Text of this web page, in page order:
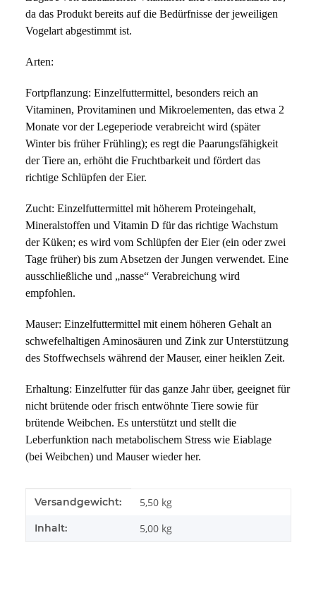
da das Produkt bereits auf die Bedürfnisse der jeweiligen
Vogelart abgestimmt ist.
Arten:
Fortpflanzung: Einzelfuttermittel, besonders reich an
Vitaminen, Provitaminen und Mikroelementen, das etwa 2
Monate vor der Legeperiode verabreicht wird (später
Winter bis früher Frühling); es regt die Paarungsfähigkeit
der Tiere an, erhöht die Fruchtbarkeit und fördert das
richtige Schlüpfen der Eier.
Zucht: Einzelfuttermittel mit höherem Proteingehalt,
Mineralstoffen und Vitamin D für das richtige Wachstum
der Küken; es wird vom Schlüpfen der Eier (ein oder zwei
Tage früher) bis zum Absetzen der Jungen verwendet. Eine
ausschließliche und „nasse“ Verabreichung wird
empfohlen.
Mauser: Einzelfuttermittel mit einem höheren Gehalt an
schwefelhaltigen Aminosäuren und Zink zur Unterstützung
des Stoffwechsels während der Mauser, einer heiklen Zeit.
Erhaltung: Einzelfutter für das ganze Jahr über, geeignet für
nicht brütende oder frisch entwöhnte Tiere sowie für
brütende Weibchen. Es unterstützt und stellt die
Leberfunktion nach metabolischem Stress wie Eiablage
(bei Weibchen) und Mauser wieder her.
Produkteigenschaft
Wert
Versandgewicht: 5,50 kg
Inhalt: 5,00 kg